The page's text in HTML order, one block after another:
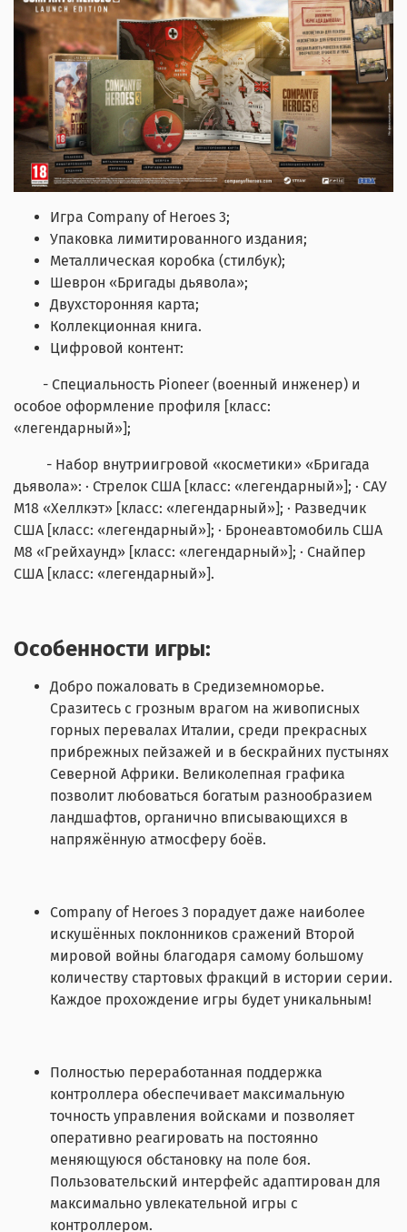
Игра Company of Heroes 3;
Упаковка лимитированного издания;
Металлическая коробка (стилбук);
Шеврон «Бригады дьявола»;
Двухсторонняя карта;
Коллекционная книга.
Цифровой контент:
- Специальность Pioneer (военный инженер) и
особое оформление профиля [класс:
«легендарный»];
- Набор внутриигровой «косметики» «Бригада
дьявола»: · Стрелок США [класс: «легендарный»]; · САУ
M18 «Хеллкэт» [класс: «легендарный»]; · Разведчик
США [класс: «легендарный»]; · Бронеавтомобиль США
М8 «Грейхаунд» [класс: «легендарный»]; · Снайпер
США [класс: «легендарный»].
Особенности игры:
Добро пожаловать в Средиземноморье.
Сразитесь с грозным врагом на живописных
горных перевалах Италии, среди прекрасных
прибрежных пейзажей и в бескрайних пустынях
Северной Африки. Великолепная графика
позволит любоваться богатым разнообразием
ландшафтов, органично вписывающихся в
напряжённую атмосферу боёв.
Company of Heroes 3 порадует даже наиболее
искушённых поклонников сражений Второй
мировой войны благодаря самому большому
количеству стартовых фракций в истории серии.
Каждое прохождение игры будет уникальным!
Полностью переработанная поддержка
контроллера обеспечивает максимальную
точность управления войсками и позволяет
оперативно реагировать на постоянно
меняющуюся обстановку на поле боя.
Пользовательский интерфейс адаптирован для
максимально увлекательной игры с
контроллером.